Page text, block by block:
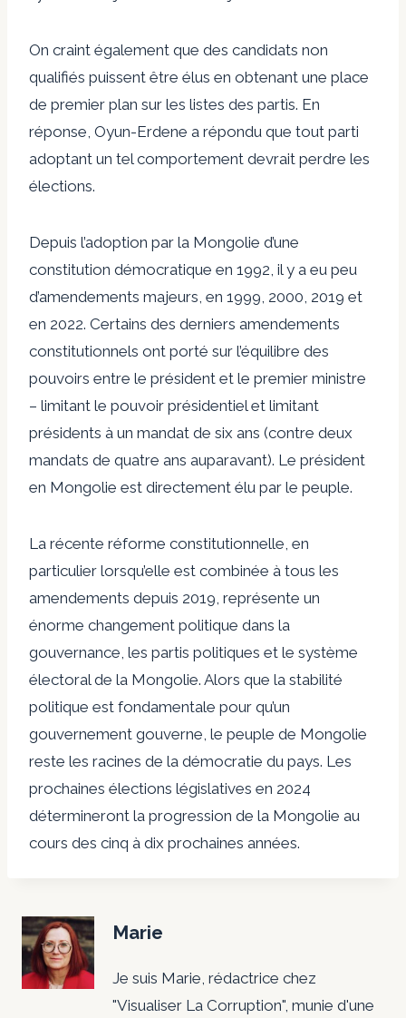
On craint également que des candidats non
qualifiés puissent être élus en obtenant une place
de premier plan sur les listes des partis. En
réponse, Oyun-Erdene a répondu que tout parti
adoptant un tel comportement devrait perdre les
élections.
Depuis l’adoption par la Mongolie d’une
constitution démocratique en 1992, il y a eu peu
d’amendements majeurs, en 1999, 2000, 2019 et
en 2022. Certains des derniers amendements
constitutionnels ont porté sur l’équilibre des
pouvoirs entre le président et le premier ministre
– limitant le pouvoir présidentiel et limitant
présidents à un mandat de six ans (contre deux
mandats de quatre ans auparavant). Le président
en Mongolie est directement élu par le peuple.
La récente réforme constitutionnelle, en
particulier lorsqu’elle est combinée à tous les
amendements depuis 2019, représente un
énorme changement politique dans la
gouvernance, les partis politiques et le système
électoral de la Mongolie. Alors que la stabilité
politique est fondamentale pour qu’un
gouvernement gouverne, le peuple de Mongolie
reste les racines de la démocratie du pays. Les
prochaines élections législatives en 2024
détermineront la progression de la Mongolie au
cours des cinq à dix prochaines années.
Marie
Je suis Marie, rédactrice chez
"Visualiser La Corruption", munie d'une